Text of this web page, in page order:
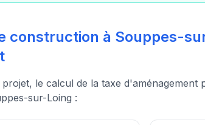
construction à Souppes-
le calcul de la taxe d'aménagement
sur-Loing :